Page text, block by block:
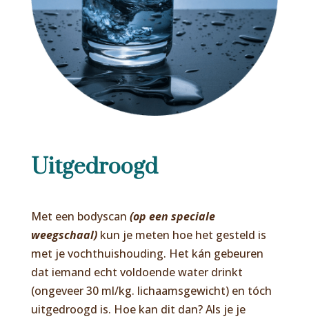
Uitgedroogd
Met een bodyscan (op een speciale
weegschaal) kun je meten hoe het gesteld is
met je vochthuishouding. Het kán gebeuren
dat iemand echt voldoende water drinkt
(ongeveer 30 ml/kg. lichaamsgewicht) en tóch
uitgedroogd is. Hoe kan dit dan? Als je je